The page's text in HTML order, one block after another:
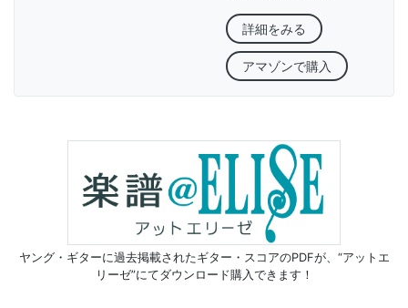
詳細をみる
アマゾンで購入
ヤング・ギターに過去掲載されたギター・スコアのPDFが、 “アットエ
リーゼ”にてダウンロード購入できます！